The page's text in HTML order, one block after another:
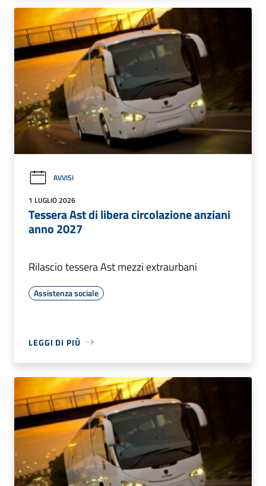
AVVISI
1 LUGLIO 2026
Tessera Ast di libera circolazione anziani
anno 2027
Rilascio tessera Ast mezzi extraurbani
Assistenza sociale
LEGGI DI PIÙ